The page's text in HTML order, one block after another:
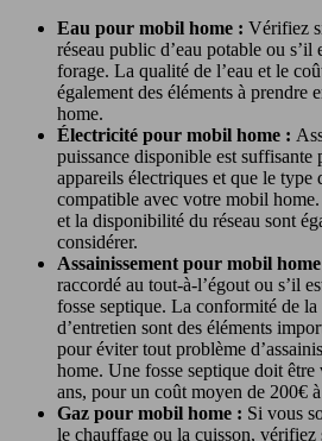
Eau pour mobil home : Vérifiez
réseau public d’eau potable ou s’il
forage. La qualité de l’eau et le
également des éléments à prendre
home.
Électricité pour mobil home :
puissance disponible est suffisante
appareils électriques et que le type
compatible avec votre mobil
et la disponibilité du réseau sont
considérer.
Assainissement pour mobil
raccordé au tout-à-l’égout ou s’il
fosse septique. La conformité de la
d’entretien sont des éléments
pour éviter tout problème
home. Une fosse septique doit être
ans, pour un coût moyen de 200€
Gaz pour mobil home : Si vous
le chauffage ou la cuisson, vérifiez